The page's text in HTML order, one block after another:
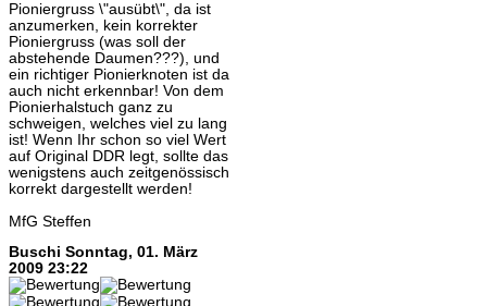
Pioniergruss \"ausübt\", da ist
anzumerken, kein korrekter
Pioniergruss (was soll der
abstehende Daumen???), und
ein richtiger Pionierknoten ist da
auch nicht erkennbar! Von dem
Pionierhalstuch ganz zu
schweigen, welches viel zu lang
ist! Wenn Ihr schon so viel Wert
auf Original DDR legt, sollte das
wenigstens auch zeitgenössisch
korrekt dargestellt werden!
MfG Steffen
Buschi Sonntag, 01. März
2009 23:22